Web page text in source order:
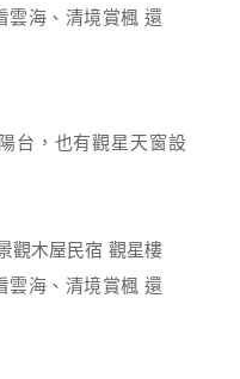
台，也有觀星天窗設